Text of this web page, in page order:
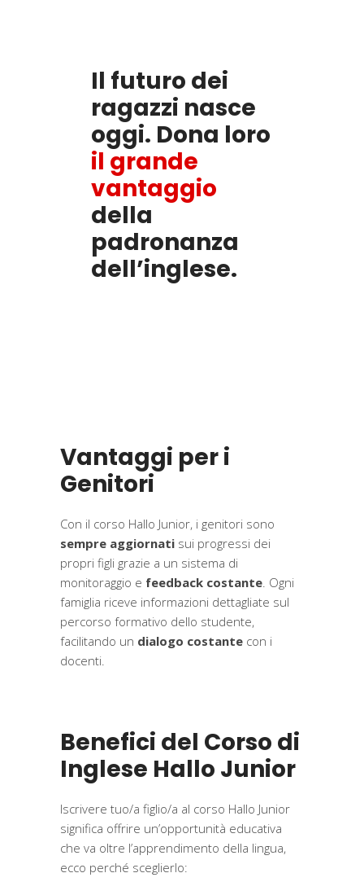
Il futuro dei
ragazzi nasce
oggi. Dona loro
il grande
vantaggio
della
padronanza
dell’inglese.
Vantaggi per i
Genitori
Con il corso Hallo Junior, i genitori sono
sempre aggiornati sui progressi dei
propri figli grazie a un sistema di
monitoraggio e feedback costante. Ogni
famiglia riceve informazioni dettagliate sul
percorso formativo dello studente,
facilitando un dialogo costante con i
docenti.
Benefici del Corso di
Inglese Hallo Junior
Iscrivere tuo/a figlio/a al corso Hallo Junior
significa offrire un’opportunità educativa
che va oltre l’apprendimento della lingua,
ecco perché sceglierlo: